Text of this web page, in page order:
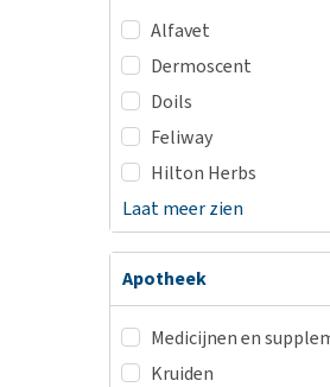
Alfavet
Dermoscent
Doils
Feliway
Hilton Herbs
Laat meer zien
Apotheek
Medicijnen en
Kruiden